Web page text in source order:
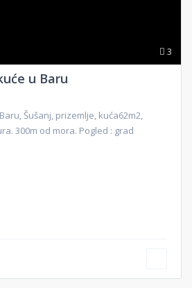
3
u Baru
Šušanj, prizemlje, kuća62m2,
300m od mora. Pogled : grad